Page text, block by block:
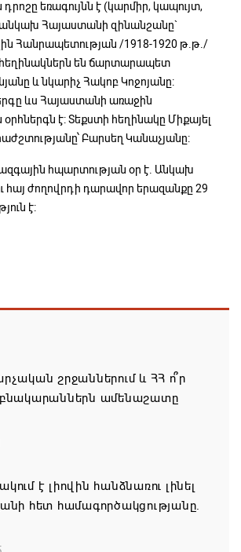
եռագույնն է (կարմիր, կապույտ,
Հայաստանի զինանշանը`
Հանրապետության /1918-1920 թ.թ./
հեղինակներն են ճարտարապետ
և նկարիչ Հակոբ Կոջոյանը:
ևս Հայաստանի առաջին
է: Տեքստի հեղինակը Միքայել
Բարսեղ Կանաչյանը:
հպարտության օր է. Անկախ
հայ ժողովրդի դարավոր երազանքը 29
է:
շրջաններում և ՀՀ ո՞ր
բնակարաններն ամենաշատը
է լիովին հանձնառու լինել
հետ համագործակցությանը.